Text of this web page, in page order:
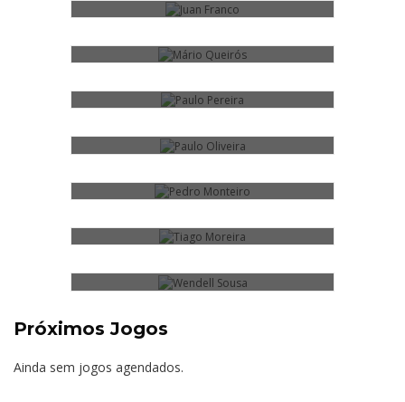
PAULO PEREIRA
TIAGO MOREIRA
Próximos Jogos
Ainda sem jogos agendados.